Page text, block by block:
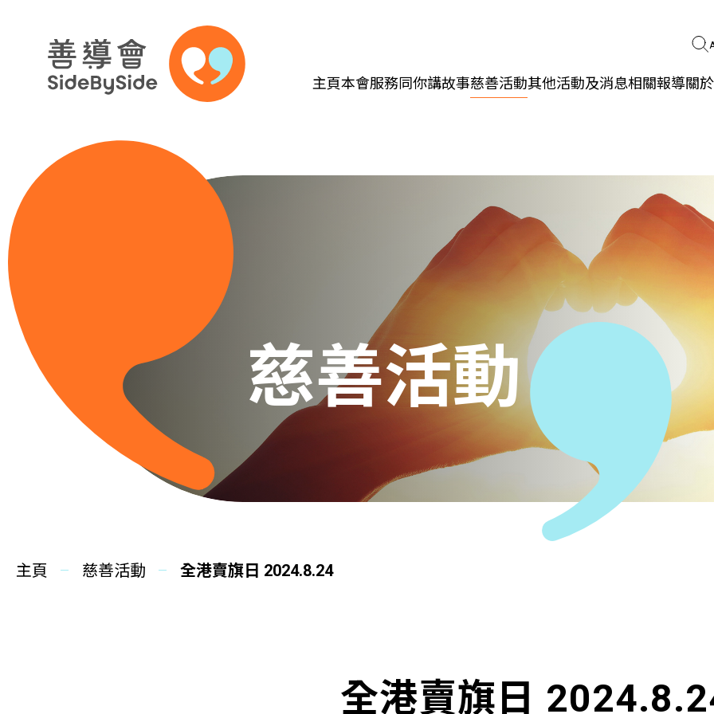
主頁本會服務
多元共融
社區連繫
同你講故事慈善活動其他活動及消息相關報導關
慈善活動
主頁 慈善活動 全港賣旗日 2024.8.24
全港賣旗日